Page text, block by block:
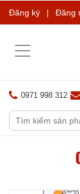
Đăng ký | Đăng
Toggle
0971 998 312